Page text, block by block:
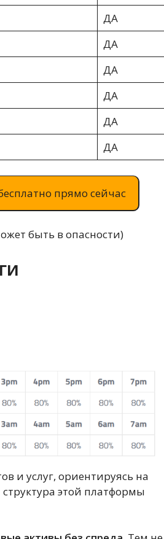
ДА
ДА
ДА
ДА
ДА
ДА
прямо сейчас
быть в опасности)
и услуг, ориентируясь на
этой платформы